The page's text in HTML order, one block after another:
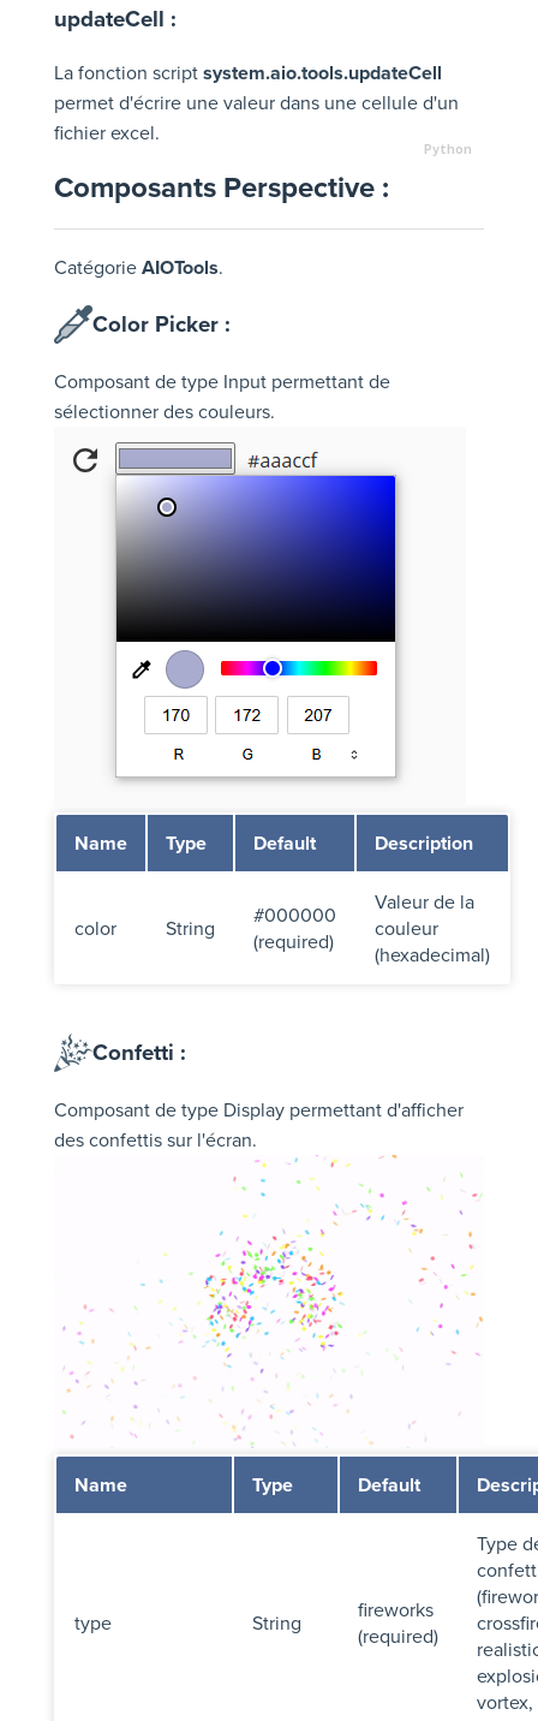
updateCell :
La fonction scriptsystem.aio.tools.updateCell
permet d'écrire une valeur dans une cellule d'un
fichier excel.
Composants Perspective :
CatégorieAIOTools.
Color Picker :
Composant de type Input permettant de
sélectionner des couleurs.
Name Type Default Description
color String
#000000
(required)
Valeur de la
couleur
(hexadecimal)
Confetti :
Composant de type Display permettant d'afficher
des confettis sur l'écran.
Name Type Default
type String
fireworks
(required)
Type